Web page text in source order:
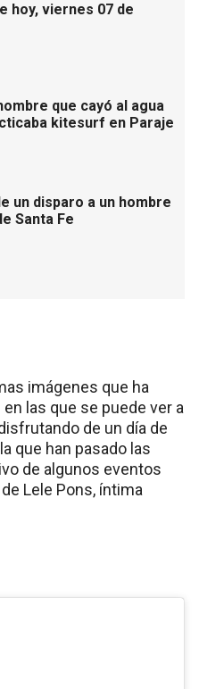
hoy, viernes 07 de
que cayó al agua
kitesurf en Paraje
un disparo a un hombre
Santa Fe
imágenes que ha
en las que se puede ver a
de un día de
que han pasado las
de algunos eventos
Lele Pons, íntima